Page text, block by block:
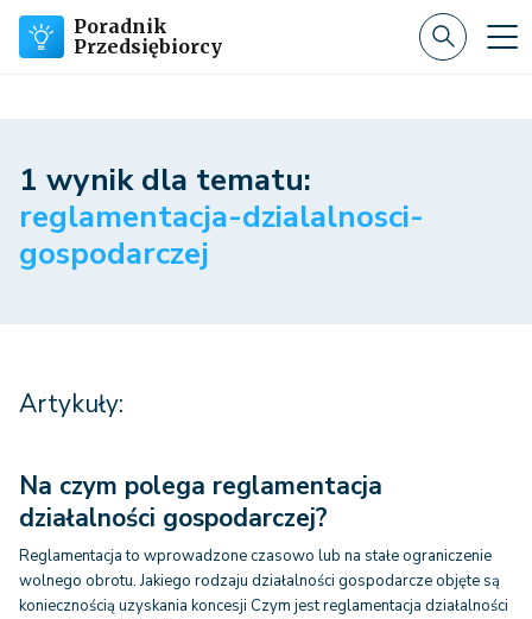
Poradnik
Przedsiębiorcy
1 wynik dla tematu:
reglamentacja-dzialalnosci-
gospodarczej
Artykuły:
Na czym polega reglamentacja
działalności gospodarczej?
Reglamentacja to wprowadzone czasowo lub na stałe ograniczenie
wolnego obrotu. Jakiego rodzaju działalności gospodarcze objęte są
koniecznością uzyskania koncesji Czym jest reglamentacja działalności